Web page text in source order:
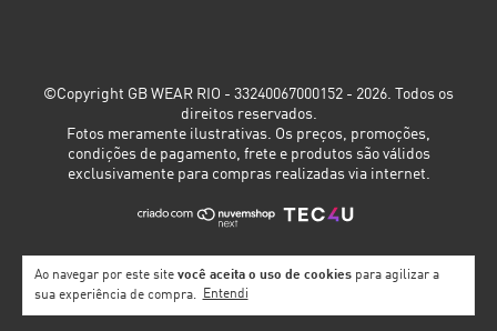
Ao navegar por este site você aceita o uso de cookies para agilizar a
sua experiência de compra.
Entendi
©Copyright GB WEAR RIO - 33240067000152 - 2026. Todos os
direitos reservados.
Fotos meramente ilustrativas. Os preços, promoções,
condições de pagamento, frete e produtos são válidos
exclusivamente para compras realizadas via internet.